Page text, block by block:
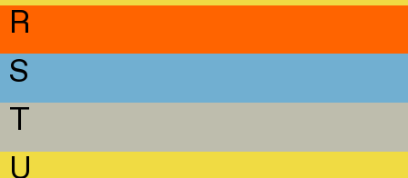
R
S
T